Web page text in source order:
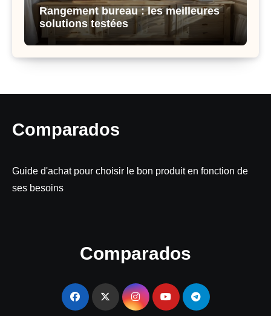
Rangement bureau : les meilleures
solutions testées
Comparados
Guide d'achat pour choisir le bon produit en fonction de
ses besoins
Comparados